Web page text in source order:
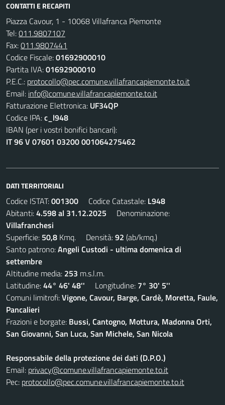
CONTATTI E RECAPITI
Piazza Cavour, 1 - 10068 Villafranca Piemonte
Tel:011.9807107
Fax:011.9807441
Codice Fiscale:01692900010
Partita IVA:01692900010
P.E.C.: protocollo@pec.comune.villafrancapiemonte.to.it
Email: info@comune.villafrancapiemonte.to.it
Fatturazione Elettronica: UF34QP
Codice IPA:c_l948
IBAN (per i vostri bonifici bancari):
IT 96 V 07601 03200 001064275462
DATI TERRITORIALI
Codice ISTAT:001300 Codice Catastale: L948
Abitanti:4.598 al 31.12.2025 Denominazione:
Villafranchesi
Superficie: 50,8 Kmq. Densità:92 (ab/kmq.)
Santo patrono:Angeli Custodi - ultima domenica di
settembre
Altitudine media: 253 m.s.l.m.
Latitudine:44° 46' 48'' Longitudine: 7° 30' 5''
Comuni limitrofi:Vigone, Cavour, Barge, Cardè, Moretta, Faule,
Pancalieri
Frazioni e borgate: Bussi, Cantogno, Mottura, Madonna Orti,
San Giovanni, San Luca, San Michele, San Nicola
Responsabile della protezione dei dati (D.P.O.)
Email: privacy@comune.villafrancapiemonte.to.it
Pec: protocollo@pec.comune.villafrancapiemonte.to.it